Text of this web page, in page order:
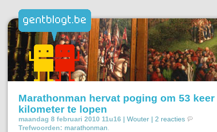
Marathonman hervat poging om 53 keer
kilometer te lopen
maandag 8 februari 2010 11u16 | Wouter | 2 reacties
Trefwoorden: marathonman